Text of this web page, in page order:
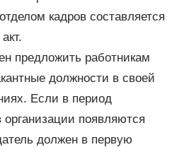
кадров составляется
предложить работникам
должности в своей
Если в период
появляются
должен в первую